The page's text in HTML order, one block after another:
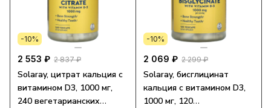
-10%
2 553 ₽ 2 837 ₽
Solaray, цитрат кальция с
витамином D3, 1000 мг,
240 вегетарианских
-10%
2 069 ₽ 2 299 ₽
Solaray, бисглицинат
кальция с витамином D3,
1000 мг, 120